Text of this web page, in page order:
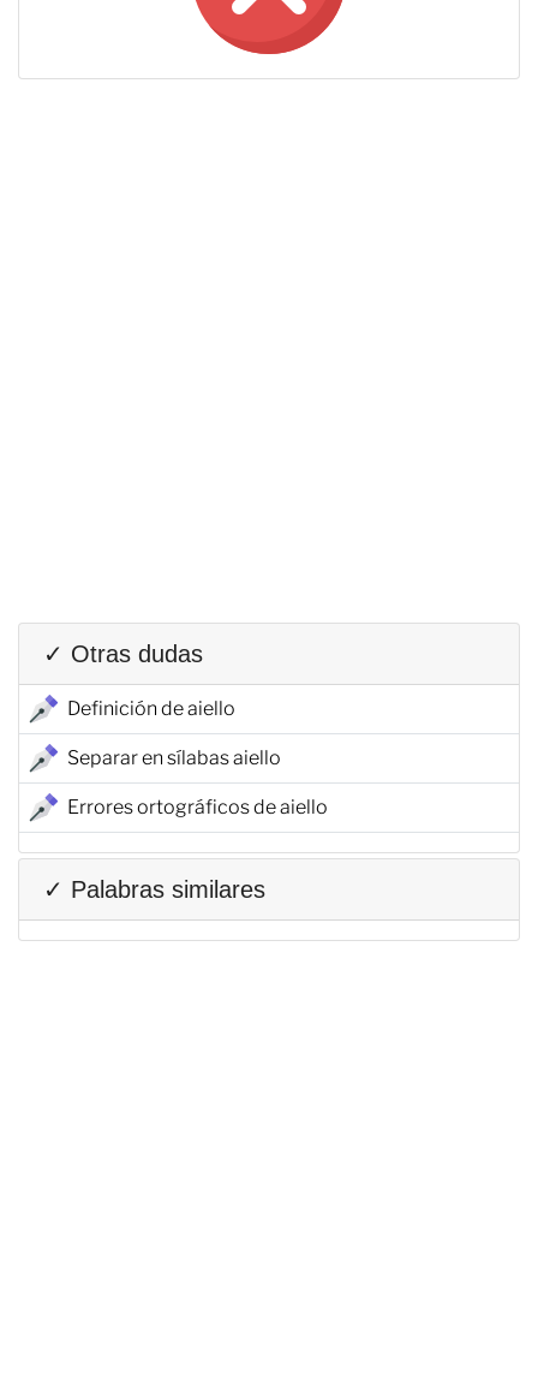
✓ Otras dudas
Definición de aiello
Separar en sílabas aiello
Errores ortográficos de aiello
✓ Palabras similares